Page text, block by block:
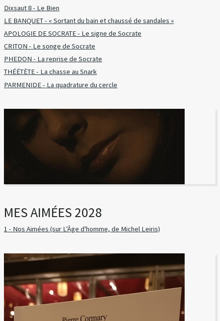
Dixsaut 8 - Le Bien
LE BANQUET - « Sortant du bain et chaussé de sandales »
APOLOGIE DE SOCRATE - Le signe de Socrate
CRITON - Le songe de Socrate
PHEDON - La reprise de Socrate
THÉÉTÈTE - La chasse au Snark
PARMENIDE - La quadrature du cercle
MES AIMÉES 2028
1 - Nos Aimées (sur L'Âge d'homme, de Michel Leiris)